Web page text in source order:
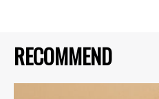
RECOMMEND